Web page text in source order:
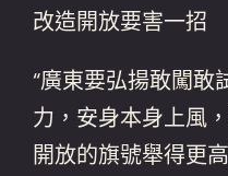
改造開放要害一招
“廣東要弘揚敢闖敢
力，安身本身上風
開放的旗號舉得更